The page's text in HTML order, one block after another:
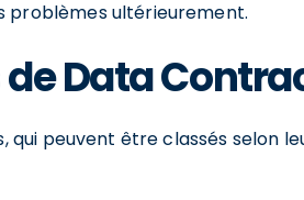
problèmes ultérieurement.
Data
qui peuvent être classés selon